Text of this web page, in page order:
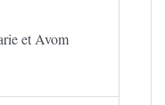
et Avom